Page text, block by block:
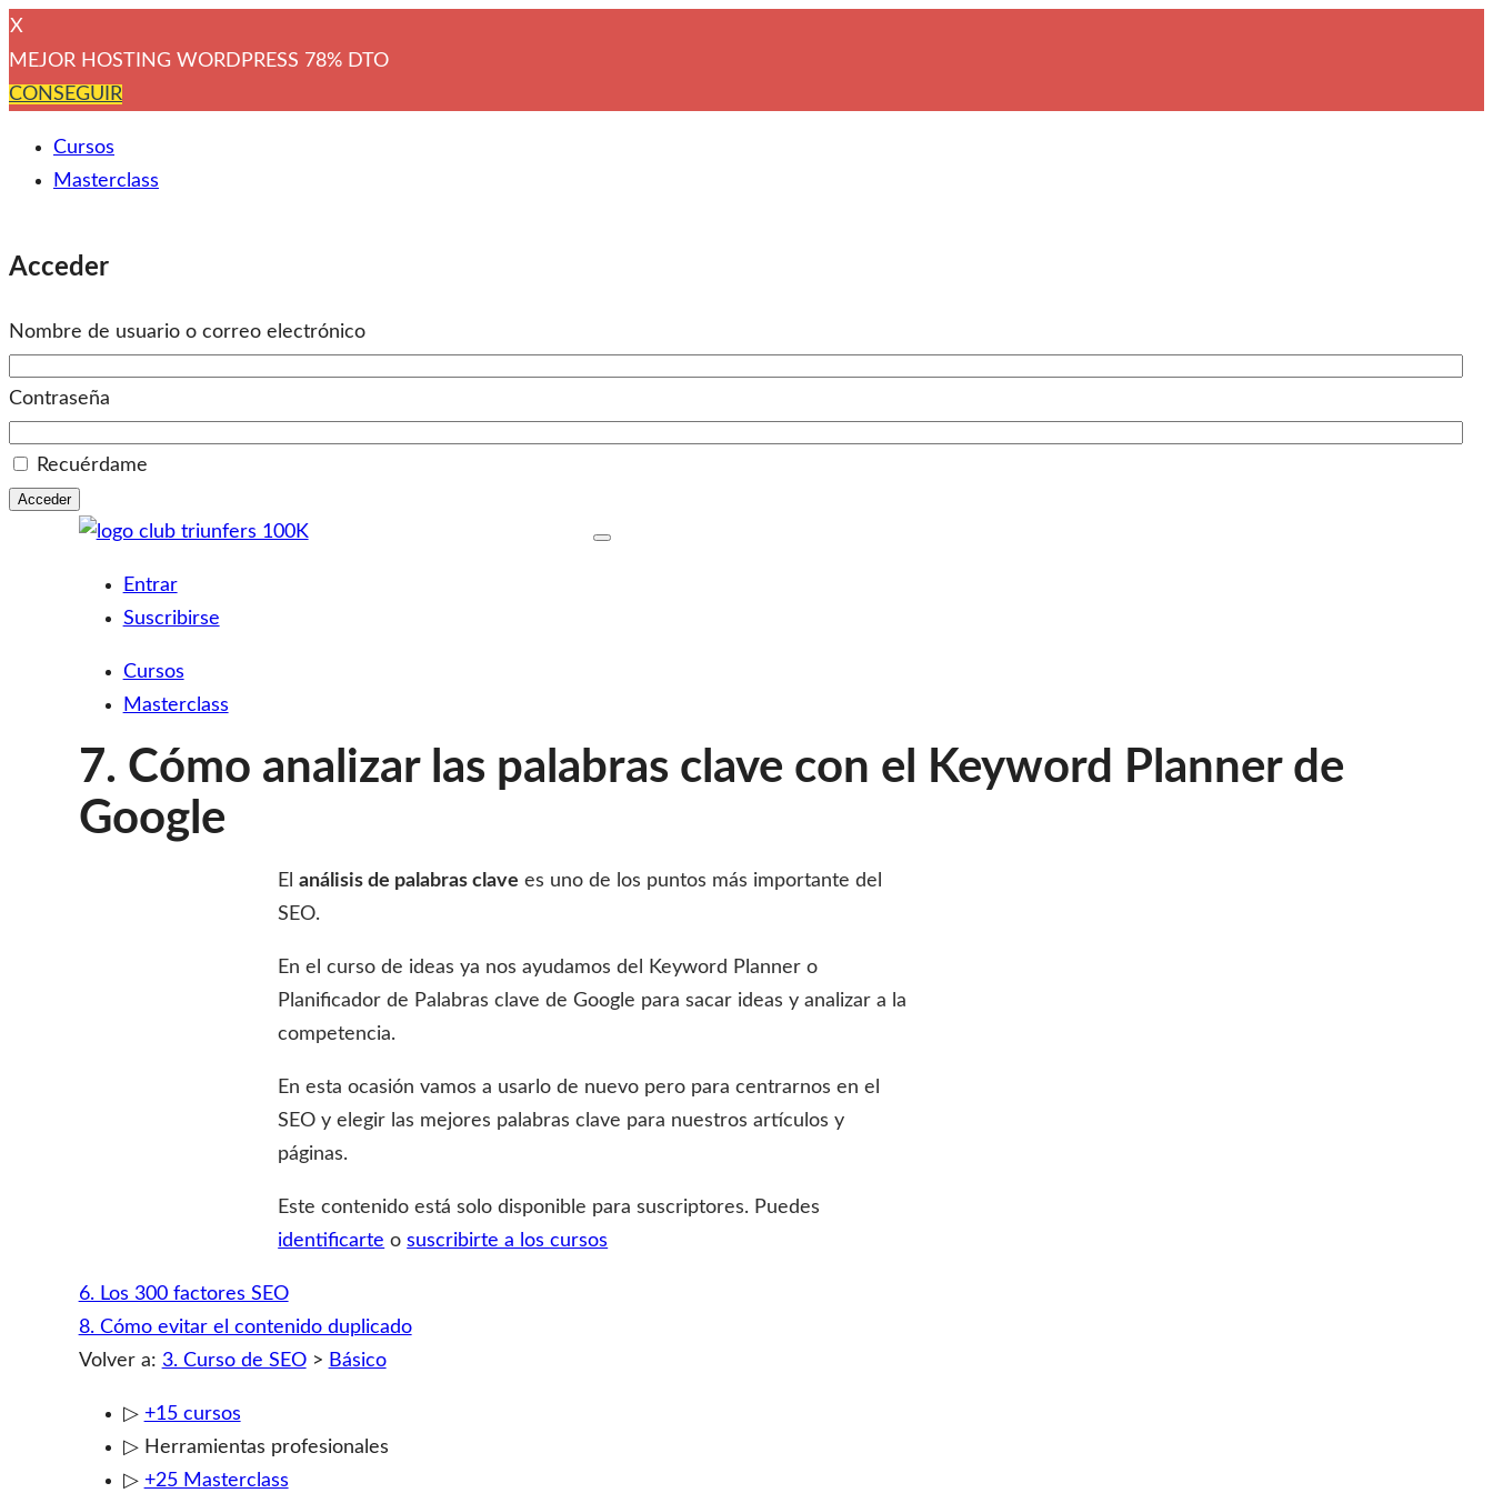
X
MEJOR HOSTING WORDPRESS 78% DTO
CONSEGUIR
Cursos
Masterclass
Acceder
Nombre de usuario o correo electrónico
Contraseña
Recuérdame
Acceder
Club Triunfers
Club de Emprendedores Online
Entrar
Suscribirse
Cursos
Masterclass
Toggle
7. Cómo analizar las palabras clave con el Keyword Planner de
Google
Elanálisis de palabras clave es uno de los puntos más importante del
SEO.
En el curso de ideas ya nos ayudamos del Keyword Planner o
Planificador de Palabras clave de Google para sacar ideas y analizar a la
competencia.
En esta ocasión vamos a usarlo de nuevo pero para centrarnos en el
SEO y elegir las mejores palabras clave para nuestros artículos y
páginas.
Este contenido está solo disponible para suscriptores. Puedes
identificarte osuscribirte a los cursos
6. Los 300 factores SEO
8. Cómo evitar el contenido duplicado
Volver a: 3. Curso de SEO> Básico
▷ +15 cursos
▷ Herramientas profesionales
▷ +25 Masterclass